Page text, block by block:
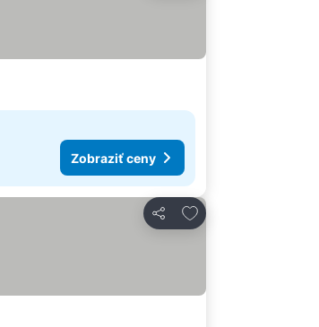
Zobraziť ceny
Zdieľať
Pridať do obľúbených